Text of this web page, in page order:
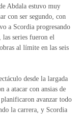
Abdala estuvo muy
con ser segundo, con
a Scordia progresando
las series fueron el
al límite en las seis
desde la largada
a atacar con ansias de
avanzar todo
la carrera, y Scordia